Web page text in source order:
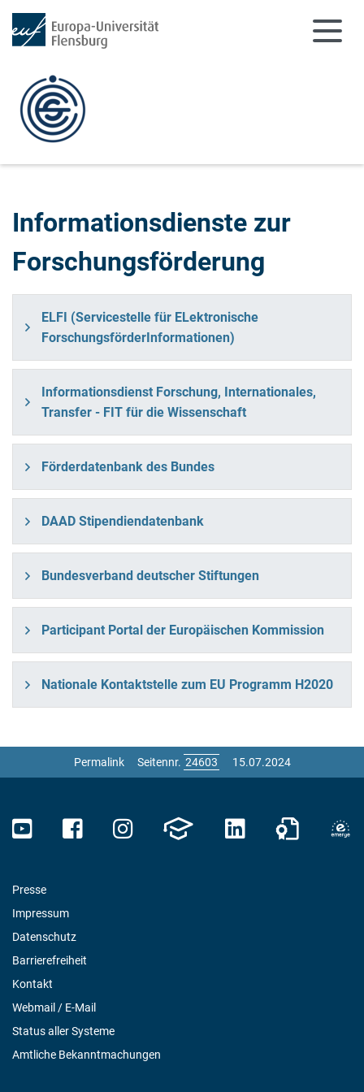
Informationsdienste zur
Forschungsförderung
ELFI (Servicestelle für ELektronische
ForschungsförderInformationen)
Informationsdienst Forschung, Internationales,
Transfer - FIT für die Wissenschaft
Förderdatenbank des Bundes
DAAD Stipendiendatenbank
Bundesverband deutscher Stiftungen
Participant Portal der Europäischen Kommission
Nationale Kontaktstelle zum EU Programm H2020
Permalink Seitennr. 15.07.2024
Presse
Impressum
Datenschutz
Barrierefreiheit
Kontakt
Webmail / E-Mail
Status aller Systeme
Amtliche Bekanntmachungen